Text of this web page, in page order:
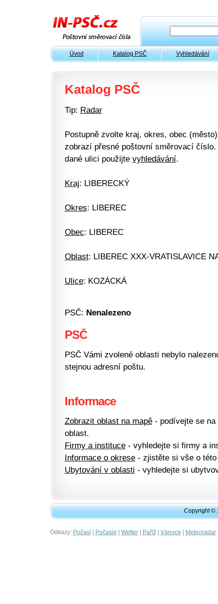
Úvod Katalog PSČ Vyhledávání
Katalog PSČ
Tip: Radar
Postupně zvolte kraj, okres, obec
zobrazí přesné poštovní směrovací
dané ulici použijte vyhledávání.
Kraj: LIBERECKÝ
Okres: LIBEREC
Obec: LIBEREC
Oblast: LIBEREC XXX-VRATISLAVICE
Ulice: KOZÁCKÁ
PSČ: Nenalezeno
PSČ
PSČ Vámi zvolené oblasti nebylo
stejnou adresní poštu.
Informace
Zobrazit oblast na mapě- podívejte se na
oblast.
Firmy a instituce- vyhledejte si firmy a
Informace o okrese- zjistěte si vše o této
Ubytování v oblasti - vyhledejte si
Copyright ©
Odkazy: Počasí| Počasie | Wetter| Paříž| Vánoce | Meteoradar